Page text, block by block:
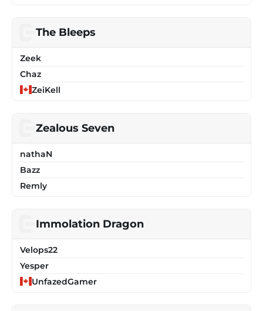
The Bleeps
Zeek
Chaz
ZeiKell
Zealous Seven
nathaN
Bazz
Remly
Immolation Dragon
Velops22
Yesper
UnfazedGamer